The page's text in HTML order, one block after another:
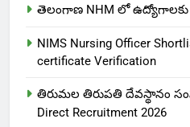
తెలంగాణ NHM లో
NIMS Nursing Officer
certificate Verification
తిరుమల తిరుపతి దేవస్థానం
Direct Recruitment 2026